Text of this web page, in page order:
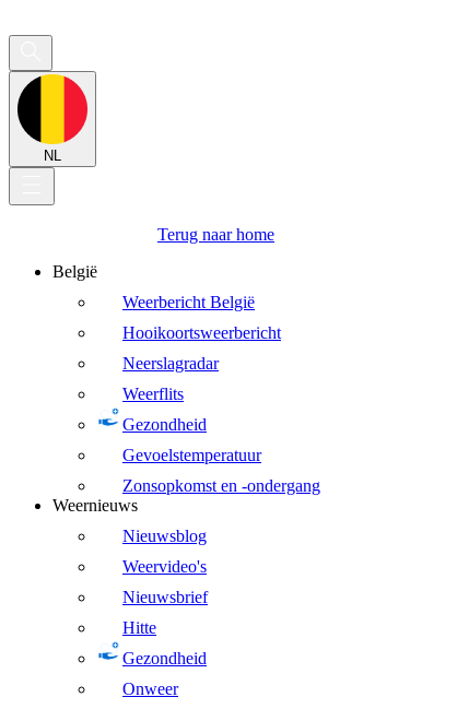
NL
Terug naar home
België
Weerbericht België
Hooikoortsweerbericht
Neerslagradar
Weerflits
Gezondheid
Gevoelstemperatuur
Zonsopkomst en -ondergang
Weernieuws
Nieuwsblog
Weervideo's
Nieuwsbrief
Hitte
Gezondheid
Onweer